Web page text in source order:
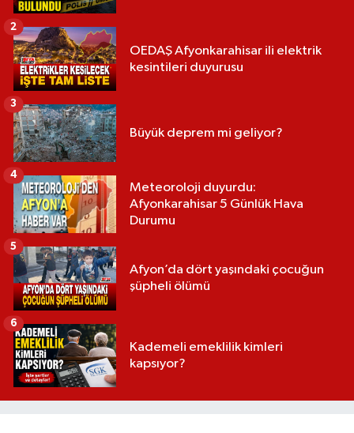
OEDAŞ Afyonkarahisar ili elektrik
kesintileri duyurusu
2
Büyük deprem mi geliyor?
3
Meteoroloji duyurdu:
Afyonkarahisar 5 Günlük Hava
Durumu
4
Afyon’da dört yaşındaki çocuğun
şüpheli ölümü
5
Kademeli emeklilik kimleri
kapsıyor?
6